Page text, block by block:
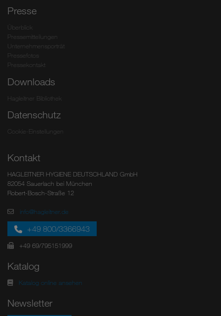
Presse
Überblick
Pressemitteilungen
Unternehmensporträt
Pressefotos
Pressekontakt
Downloads
Hagleitner Bibliothek
Datenschutz
Cookie-Einstellungen
Kontakt
HAGLEITNER HYGIENE DEUTSCHLAND GmbH
82054 Sauerlach bei München
Robert-Bosch-Straße 12
info@hagleitner.de
+49 800/3366943
+49 69/795151999
Katalog
Katalog online ansehen
Newsletter